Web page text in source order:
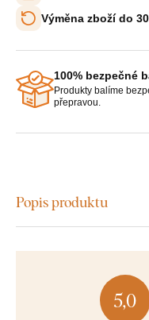
Výměna zboží do
100% bezpečné
Produkty balíme
přepravou.
Popis produktu
5,0